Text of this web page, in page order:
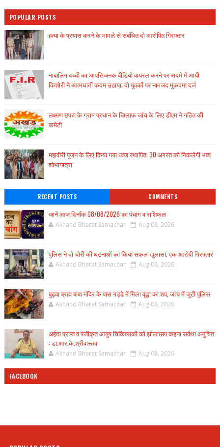
POPULAR POSTS
हत्या के प्रयास करने के मामले से संबंधित दो आरोपित गिरफ्तार
नाबालिग बच्ची का आपत्तिजनक वीडियो वायरल करने पर सदमे में आयी
किशोरी ने आत्मघाती कदम उठाया; दो युवकों पर नामजद मुकदमा दर्ज
लक्ष्मण छपरा के ग्राम प्रधान के खिलाफ जांच के लिए डीएम ने गठित की
कमेटी
महावीरी पूजन के लिए किया गया ध्वज स्थापित, 30 अगस्त को निकलेगी भव्य
शोभायात्रा
RECENT POSTS COMMENTS
जानें आज दिनाँक 08/08/2026 का पंचांग व राशिफल
Akhand Bharat Samachar Aug 08, 2026
पुलिस ने दो चोरी की घटनाओं का किया सफल खुलासा, एक आरोपी गिरफ्तार
Akhand Bharat Samachar Aug 08, 2026
बुढ़वा ब्रह्म बाबा मंदिर के पास गड्ढे में मिला वृद्धा का शव, जांच में जुटी पुलिस
Akhand Bharat Samachar Aug 08, 2026
अर्हता प्राप्त व पंजीकृत आयुष चिकित्सकों को झोलाछाप कहना सर्वथा अनुचित
: डा.आर.के.श्रीवास्तव
Akhand Bharat Samachar Aug 08, 2026
FACEBOOK